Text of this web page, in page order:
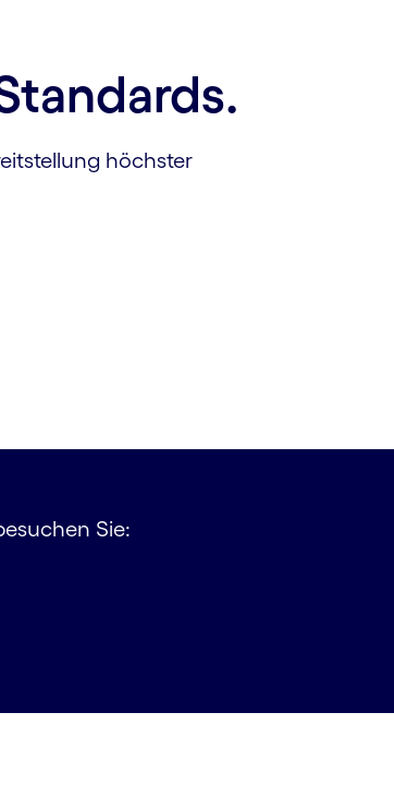
höchster
Sie: